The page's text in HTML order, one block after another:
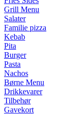
Grill Menu
Salater
Familie pizza
Kebab
Pita
Burger
Pasta
Nachos
Børne Menu
Drikkevarer
Tilbehør
Gavekort